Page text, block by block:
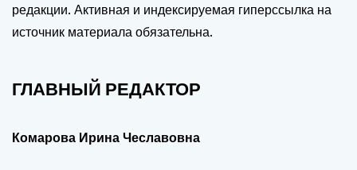
редакции. Активная и индексируемая гиперссылка на
источник материала обязательна.
ГЛАВНЫЙ РЕДАКТОР
Комарова Ирина Чеславовна